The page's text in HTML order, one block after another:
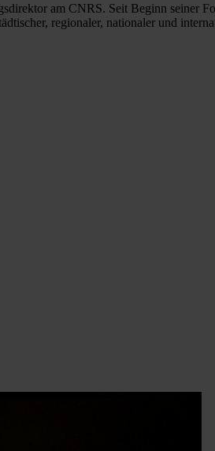
am CNRS. Seit Beginn seiner
regionaler, nationaler und